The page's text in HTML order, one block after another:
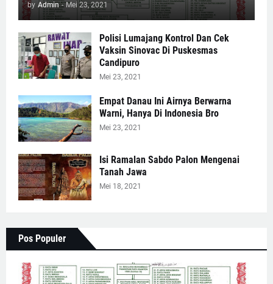
by Admin - Mei 23, 2021
Polisi Lumajang Kontrol Dan Cek
Vaksin Sinovac Di Puskesmas
Candipuro
Mei 23, 2021
Empat Danau Ini Airnya Berwarna
Warni, Hanya Di Indonesia Bro
Mei 23, 2021
Isi Ramalan Sabdo Palon Mengenai
Tanah Jawa
Mei 18, 2021
Pos Populer